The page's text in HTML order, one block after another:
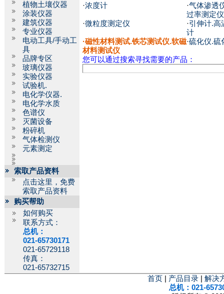
植物土壤仪器
涂装仪器
建筑仪器
专业仪器
电动工具/手动工
具
品牌专区
玻璃仪器
实验仪器
试验机.
电化学仪器.
电化学水质
色谱仪
灭菌设备
粉碎机
气体检测仪
元素测定
索取产品资料
点击这里，免费
索取产品资料
购买帮助
如何购买
联系方式：
总机：
021-65730171
021-65729118
传真：
021-65732715
·浓度计 ·气体渗透
过率测定仪
·微粒度测定仪 ·引伸计.高
计
·磁性材料测试.铁芯测试仪.软磁
材料测试仪
·硫化仪.硫
您可以通过搜索寻找需要的产品：
首页 产品目录
解决
总机：021-